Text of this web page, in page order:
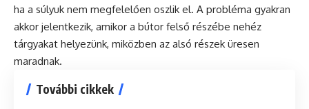
ha a súlyuk nem megfelelően oszlik el. A probléma gyakran
akkor jelentkezik, amikor a bútor felső részébe nehéz
tárgyakat helyezünk, miközben az alsó részek üresen
maradnak.
További cikkek